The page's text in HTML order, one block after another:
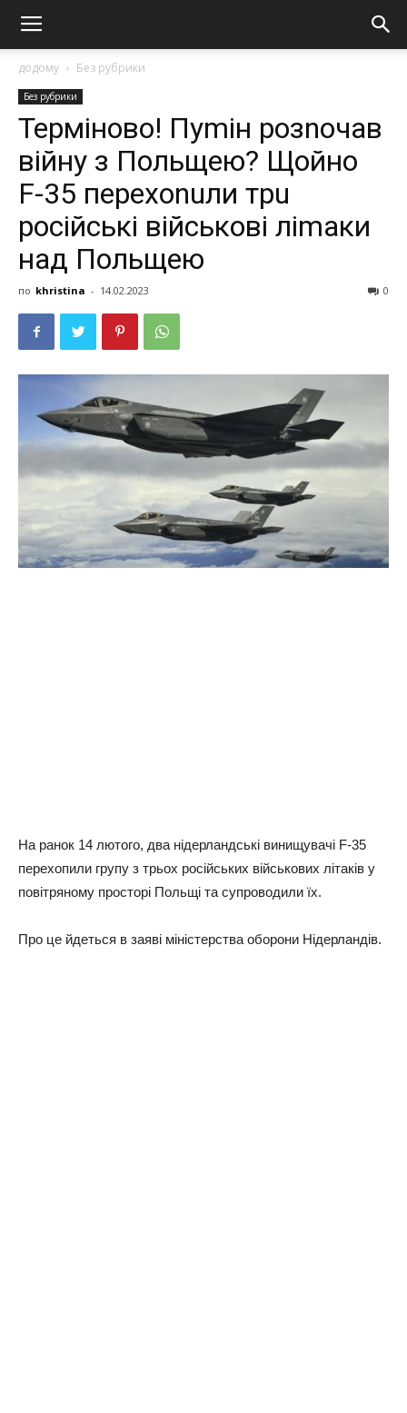
додому Без рубрики
Без рубрики
Терміново! Пуmін розnочав
війну з Пoльщею? Щoйно
F-35 перехоnuли трu
російські військові ліmаки
над Пoльщею
по khristina - 14.02.2023 0
На ранок 14 лютого, два нідерландські винищувачі F-35
перехопили групу з трьох російських військових літаків у
повітряному просторі Польщі та супроводили їх.
Про це йдеться в заяві міністерства оборони Нідерландів.